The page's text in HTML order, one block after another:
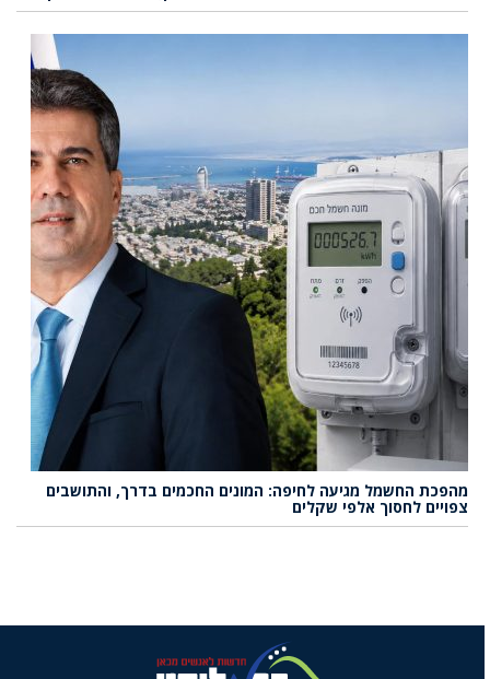
מהפכת החשמל מגיעה לחיפה: המונים החכמים בדרך, והתושבים
צפויים לחסוך אלפי שקלים